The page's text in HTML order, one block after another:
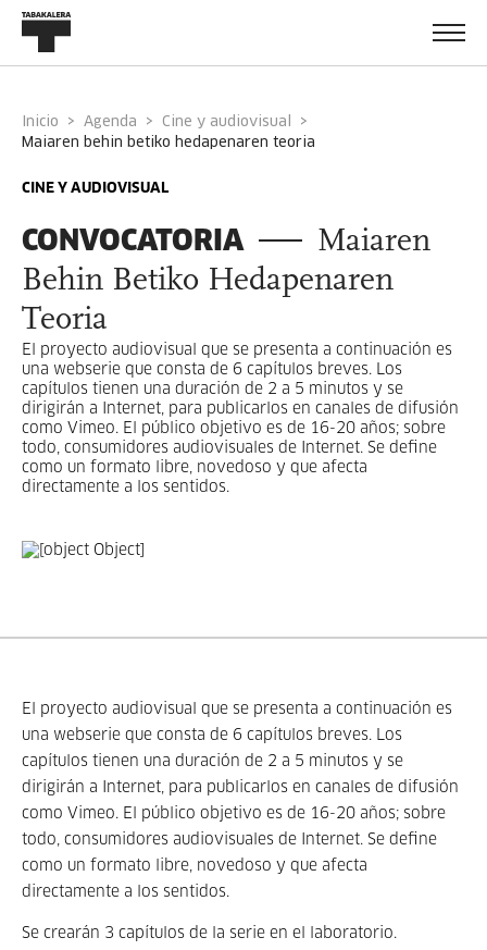
Inicio Agenda
Cine y audiovisual
maiaren behin betiko hedapenaren teoria
CINE Y AUDIOVISUAL
CONVOCATORIA
Maiaren
Behin Betiko Hedapenaren
Teoria
El proyecto audiovisual que se presenta a continuación es
una webserie que consta de 6 capítulos breves. Los
capítulos tienen una duración de 2 a 5 minutos y se
dirigirán a Internet, para publicarlos en canales de difusión
como Vimeo. El público objetivo es de 16-20 años; sobre
todo, consumidores audiovisuales de Internet. Se define
como un formato libre, novedoso y que afecta
directamente a los sentidos.
El proyecto audiovisual que se presenta a continuación es
una webserie que consta de 6 capítulos breves. Los
capítulos tienen una duración de 2 a 5 minutos y se
dirigirán a Internet, para publicarlos en canales de difusión
como Vimeo. El público objetivo es de 16-20 años; sobre
todo, consumidores audiovisuales de Internet. Se define
como un formato libre, novedoso y que afecta
directamente a los sentidos.
Se crearán 3 capítulos de la serie en el laboratorio.